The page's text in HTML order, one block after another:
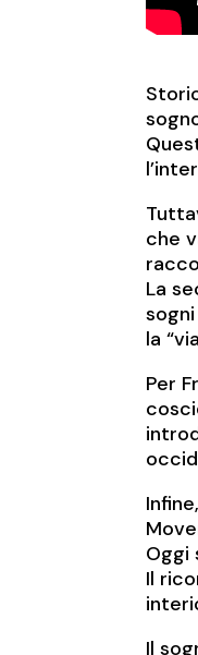
che
La
la
Per
Oggi
Il
Il